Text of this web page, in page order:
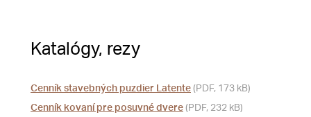
Katalógy, rezy
Cenník stavebných puzdier Latente (PDF, 173 kB)
Cenník kovaní pre posuvné dvere (PDF, 232 kB)